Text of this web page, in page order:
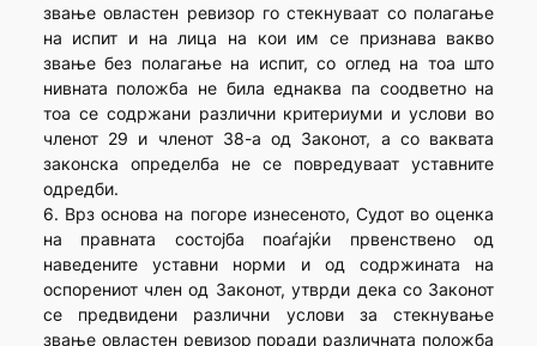
звање овластен ревизор го стекнуваат со полагање
на испит и на лица на кои им се признава вакво
звање без полагање на испит, со оглед на тоа што
нивната положба не била еднаква па соодветно на
тоа се содржани различни критериуми и услови во
членот 29 и членот 38-а од Законот, а со ваквата
законска определба не се повредуваат уставните
одредби.
6. Врз основа на погоре изнесеното, Судот во оценка
на правната состојба поаѓајќи првенствено од
наведените уставни норми и од содржината на
оспорениот член од Законот, утврди дека со Законот
се предвидени различни услови за стекнување
звање овластен ревизор поради различната положба